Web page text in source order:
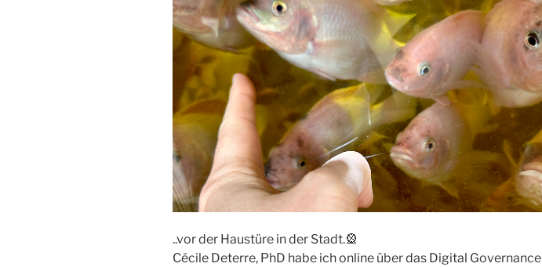
..vor der Haustüre in der Stadt.🎡
Cécile Deterre, PhD habe ich online über das Digital Governance